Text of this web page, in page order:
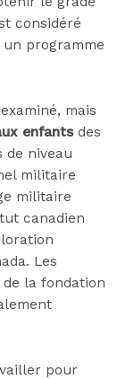
considéré
un programme
mais
enfantsdes
de niveau
militaire
militaire
canadien
Les
la fondation
pour